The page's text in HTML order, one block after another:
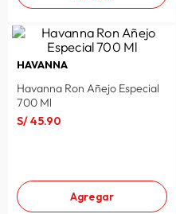
HAVANNA
Havanna Ron Añejo Especial
700 Ml
S/45.90
Agregar